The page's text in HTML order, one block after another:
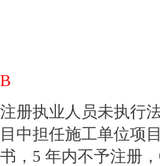
注册执业人员未执行
中担任施工单位项
，5 年内不予注册